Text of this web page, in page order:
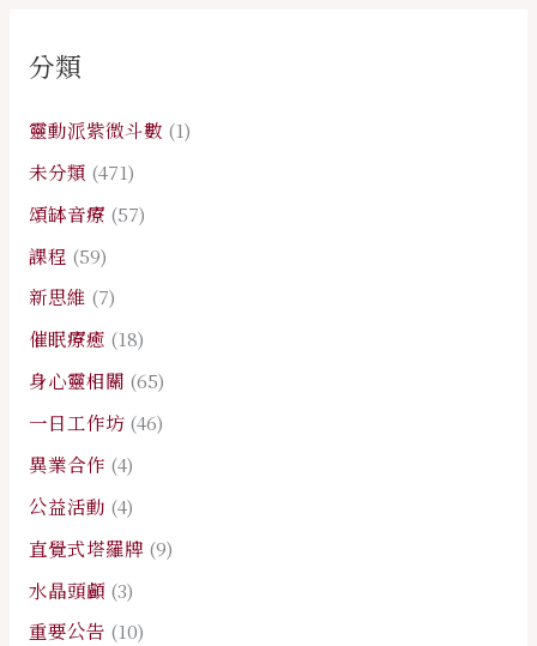
分類
靈動派紫微斗數 (1)
未分類 (471)
頌缽音療 (57)
課程 (59)
新思維 (7)
催眠療癒 (18)
身心靈相關 (65)
一日工作坊(46)
異業合作 (4)
公益活動 (4)
直覺式塔羅牌 (9)
水晶頭顱(3)
重要公告 (10)